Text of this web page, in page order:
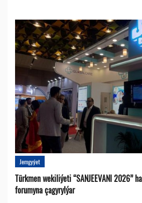
Jemgyýet
Türkmen wekiliýeti “SANJEEVANI 2026”
forumyna çagyrylýar